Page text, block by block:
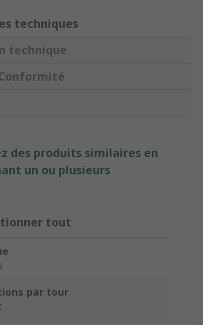
techniques
technique
des produits similaires en
un ou plusieurs
tout
par tour